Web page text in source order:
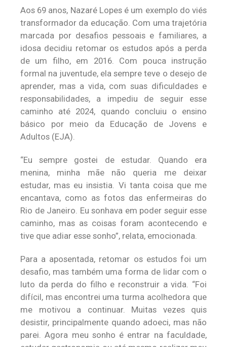
Aos 69 anos, Nazaré Lopes é um exemplo do viés
transformador da educação. Com uma trajetória
marcada por desafios pessoais e familiares, a
idosa decidiu retomar os estudos após a perda
de um filho, em 2016. Com pouca instrução
formal na juventude, ela sempre teve o desejo de
aprender, mas a vida, com suas dificuldades e
responsabilidades, a impediu de seguir esse
caminho até 2024, quando concluiu o ensino
básico por meio da Educação de Jovens e
Adultos (EJA).
“Eu sempre gostei de estudar. Quando era
menina, minha mãe não queria me deixar
estudar, mas eu insistia. Vi tanta coisa que me
encantava, como as fotos das enfermeiras do
Rio de Janeiro. Eu sonhava em poder seguir esse
caminho, mas as coisas foram acontecendo e
tive que adiar esse sonho”, relata, emocionada.
Para a aposentada, retomar os estudos foi um
desafio, mas também uma forma de lidar com o
luto da perda do filho e reconstruir a vida. “Foi
difícil, mas encontrei uma turma acolhedora que
me motivou a continuar. Muitas vezes quis
desistir, principalmente quando adoeci, mas não
parei. Agora meu sonho é entrar na faculdade,